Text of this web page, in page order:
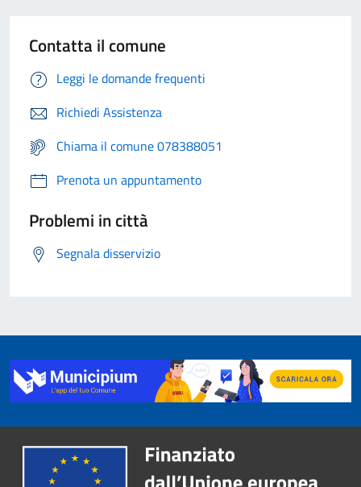
Contatta il comune
Leggi le domande frequenti
Richiedi Assistenza
Chiama il comune 078388051
Prenota un appuntamento
Problemi in città
Segnala disservizio